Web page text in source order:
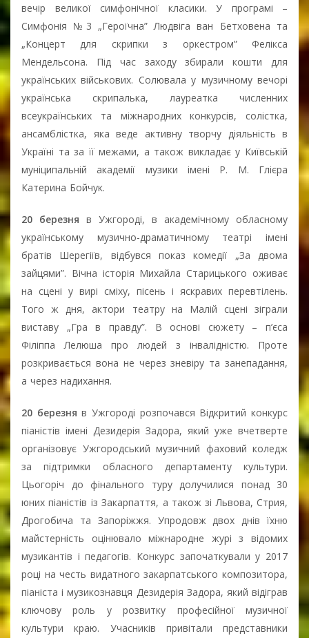
вечір великої симфонічної класики. У програмі –
Симфонія №3 „Героїчна” Людвіга ван Бетховена та
„Концерт для скрипки з оркестром” Фелікса
Мендельсона. Під час заходу збирали кошти для
українських військових. Солювала у музичному вечорі
українська скрипалька, лауреатка численних
всеукраїнських та міжнародних конкурсів, солістка,
ансамблістка, яка веде активну творчу діяльність в
Україні та за її межами, а також викладає у Київській
муніципальній академії музики імені Р. М. Глієра
Катерина Бойчук.
20 березня в Ужгороді, в академічному обласному
українському музично-драматичному театрі імені
братів Шерегіїв, відбувся показ комедії „За двома
зайцями”. Вічна історія Михайла Старицького оживає
на сцені у вирі сміху, пісень і яскравих перевтілень.
Того ж дня, актори театру на Малій сцені зіграли
виставу „Гра в правду”. В основі сюжету – п’єса
Філіппа Лелюша про людей з інвалідністю. Проте
розкривається вона не через зневіру та занепадання,
а через надихання.
20 березня в Ужгороді розпочався Відкритий конкурс
піаністів імені Дезидерія Задора, який уже вчетверте
організовує Ужгородський музичний фаховий коледж
за підтримки обласного департаменту культури.
Цьогоріч до фінального туру долучилися понад 30
юних піаністів із Закарпаття, а також зі Львова, Стрия,
Дрогобича та Запоріжжя. Упродовж двох днів їхню
майстерність оцінювало міжнародне журі з відомих
музикантів і педагогів. Конкурс започаткували у 2017
році на честь видатного закарпатського композитора,
піаніста і музикознавця Дезидерія Задора, який відіграв
ключову роль у розвитку професійної музичної
культури краю. Учасників привітали представники